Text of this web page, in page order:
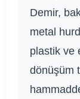
Demir,
metal
plastik ve
dönüşüm